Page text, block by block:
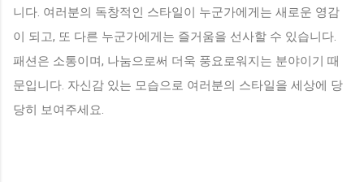
니다. 여러분의 독창적인 스타일이 누군가에게는 새로운 영감
이 되고, 또 다른 누군가에게는 즐거움을 선사할 수 있습니다.
패션은 소통이며, 나눔으로써 더욱 풍요로워지는 분야이기 때
문입니다. 자신감 있는 모습으로 여러분의 스타일을 세상에 당
당히 보여주세요.